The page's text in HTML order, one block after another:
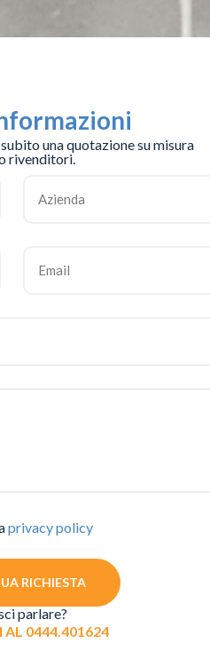
una quotazione su misura
rivenditori.
privacy policy
RICHIESTA
parlare?
AL 0444.401624